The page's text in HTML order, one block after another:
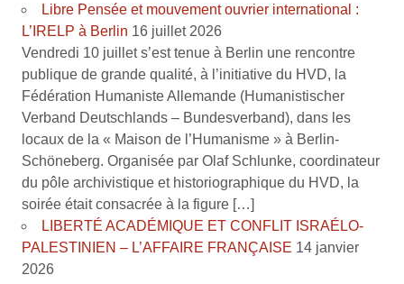
Libre Pensée et mouvement ouvrier international :
L’IRELP à Berlin 16 juillet 2026
Vendredi 10 juillet s’est tenue à Berlin une rencontre
publique de grande qualité, à l’initiative du HVD, la
Fédération Humaniste Allemande (Humanistischer
Verband Deutschlands – Bundesverband), dans les
locaux de la « Maison de l’Humanisme » à Berlin-
Schöneberg. Organisée par Olaf Schlunke, coordinateur
du pôle archivistique et historiographique du HVD, la
soirée était consacrée à la figure […]
LIBERTÉ ACADÉMIQUE ET CONFLIT ISRAÉLO-
PALESTINIEN – L’AFFAIRE FRANÇAISE 14 janvier
2026